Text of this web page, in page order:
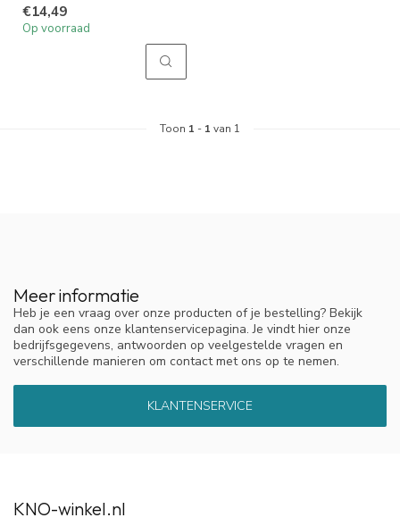
€14,49
Op voorraad
Toon 1 - 1 van 1
Meer informatie
Heb je een vraag over onze producten of je bestelling? Bekijk
dan ook eens onze klantenservicepagina. Je vindt hier onze
bedrijfsgegevens, antwoorden op veelgestelde vragen en
verschillende manieren om contact met ons op te nemen.
KLANTENSERVICE
KNO-winkel.nl